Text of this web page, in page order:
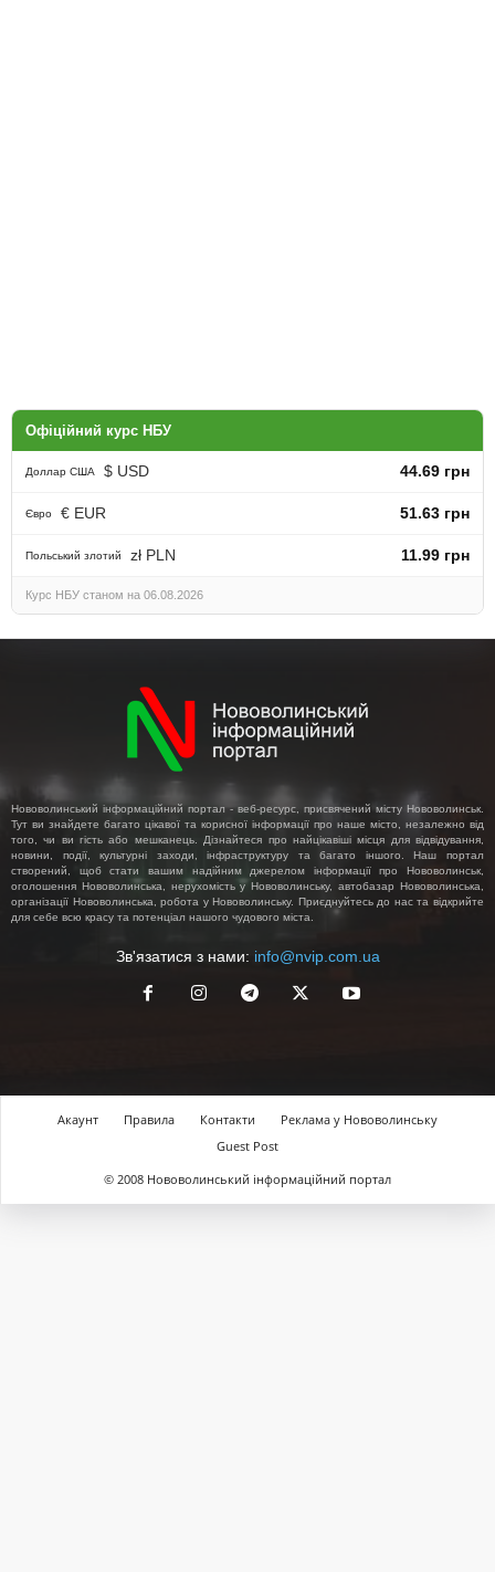
Офіційний курс НБУ
Доллар США $ USD 44.69 грн
Євро € EUR 51.63 грн
Польський злотий zł PLN 11.99 грн
Курс НБУ станом на 06.08.2026
Нововолинський інформаційний портал - веб-ресурс, присвячений місту Нововолинськ.
Тут ви знайдете багато цікавої та корисної інформації про наше місто, незалежно від
того, чи ви гість або мешканець. Дізнайтеся про найцікавіші місця для відвідування,
новини, події, культурні заходи, інфраструктуру та багато іншого. Наш портал
створений, щоб стати вашим надійним джерелом інформації про Нововолинськ,
оголошення Нововолинська, нерухомість у Нововолинську, автобазар Нововолинська,
організації Нововолинська, робота у Нововолинську. Приєднуйтесь до нас та відкрийте
для себе всю красу та потенціал нашого чудового міста.
Зв'язатися з нами: info@nvip.com.ua
Акаунт Правила Контакти
Реклама у Нововолинську
Guest Post
© 2008 Нововолинський інформаційний портал